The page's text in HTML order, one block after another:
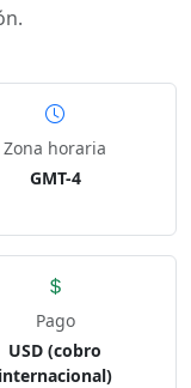
Zona horaria
GMT-4
Pago
USD (cobro
internacional)